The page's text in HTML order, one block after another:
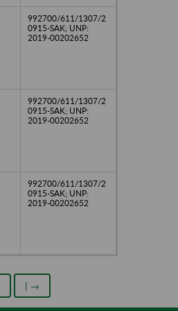
992700/611/1307/2
0915-SAK; UNP:
2019-00202652
992700/611/1307/2
0915-SAK; UNP:
2019-00202652
992700/611/1307/2
0915-SAK; UNP:
2019-00202652
| →